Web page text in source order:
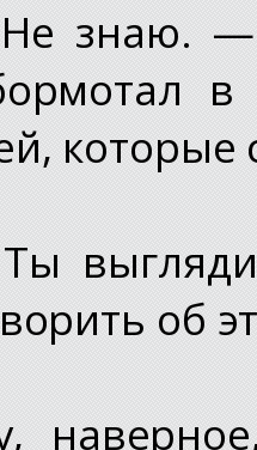
знаю. —
об